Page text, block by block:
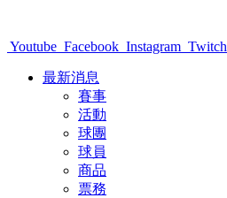
Youtube Facebook Instagram Twitch
最新消息
賽事
活動
球團
球員
商品
票務